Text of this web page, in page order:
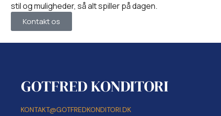
stil og muligheder, så alt spiller på dagen.
Kontakt os
KONTAKT@GOTFREDKONDITORI.DK